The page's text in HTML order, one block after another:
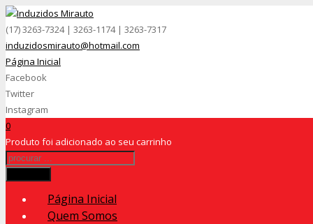
(17) 3263-7324 | 3263-1174 | 3263-7317
induzidosmirauto@hotmail.com
Página Inicial
Facebook
Twitter
Instagram
0
Produto foi adicionado ao seu carrinho
Página Inicial
Quem Somos